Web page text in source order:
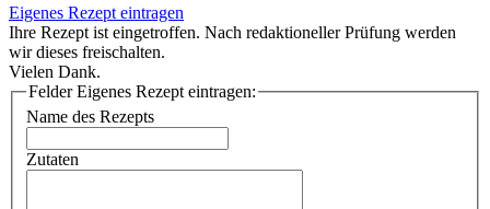
Eigenes Rezept eintragen
Ihre Rezept ist eingetroffen. Nach redaktioneller Prüfung werden
wir dieses freischalten.
Vielen Dank.
Felder Eigenes Rezept eintragen:
Name des Rezepts
Zutaten